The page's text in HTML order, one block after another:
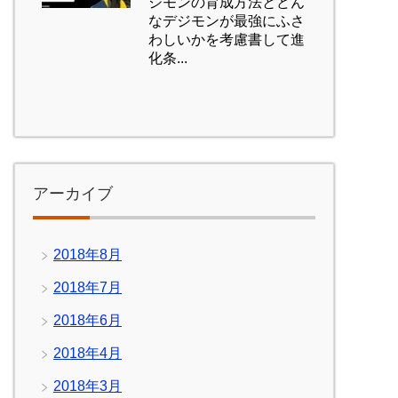
なデジモンが最強にふさ
わしいかを考慮書して進
化条...
アーカイブ
2018年8月
2018年7月
2018年6月
2018年4月
2018年3月